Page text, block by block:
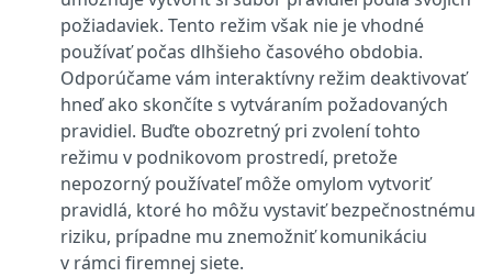
požiadaviek. Tento režim však nie je vhodné
používať počas dlhšieho časového obdobia.
Odporúčame vám interaktívny režim deaktivovať
hneď ako skončíte s vytváraním požadovaných
pravidiel. Buďte obozretný pri zvolení tohto
režimu v podnikovom prostredí, pretože
nepozorný používateľ môže omylom vytvoriť
pravidlá, ktoré ho môžu vystaviť bezpečnostnému
riziku, prípadne mu znemožniť komunikáciu
v rámci firemnej siete.